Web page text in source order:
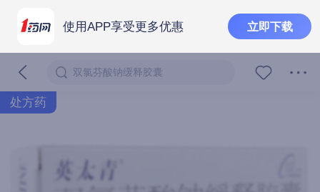
使用APP享受更多优惠 立即下载
双氯芬酸钠缓释胶囊
处方药